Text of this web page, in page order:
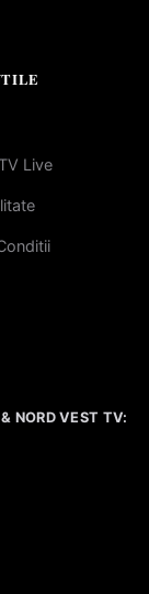
Live
NORD VEST TV: